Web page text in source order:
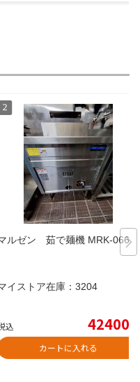
ルゼン 茹で麺機 MRK-066B
イストア在庫： 3204
込 42400
カートに入れる